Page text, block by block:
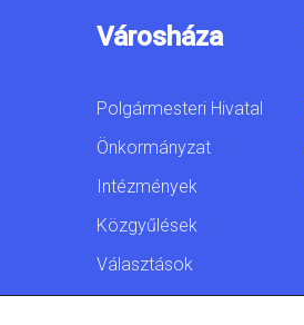
Városháza
Polgármesteri Hivatal
Önkormányzat
Intézmények
Közgyűlések
Választások